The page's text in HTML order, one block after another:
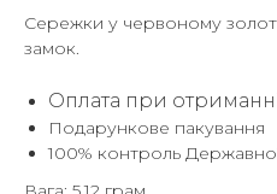
Сережки у червоному золоті
замок.
Оплата при
Подарункове пакування
100% контроль